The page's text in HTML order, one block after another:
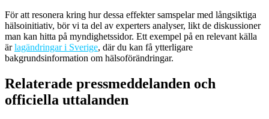
För att resonera kring hur dessa effekter samspelar med långsiktiga
hälsoinitiativ, bör vi ta del av experters analyser, likt de diskussioner
man kan hitta på myndighetssidor. Ett exempel på en relevant källa
ärlagändringar i Sverige, där du kan få ytterligare
bakgrundsinformation om hälsoförändringar.
Relaterade pressmeddelanden och
officiella uttalanden